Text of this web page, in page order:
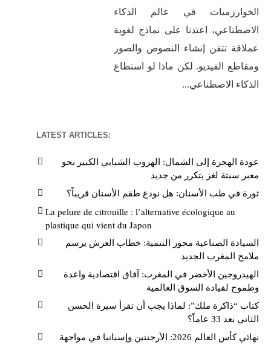
الخوارزميات في عالم الذكاء
الاصطناعي، اعتدنا على نماذج لغوية
عملاقة تتقن إنشاء النصوص والصور
ومقاطع الفيديو. لكن ماذا لو استطاع
الذكاء الاصطناعي...
LATEST ARTICLES:
عودة الهجرة إلى الشمال: الهروب الشبابي الكبير نحو
معبر سبتة لغز يتكرر من جديد
ثورة في طب الأسنان: هل نودع طقم الأسنان قريباً؟
La pelure de citrouille : l’alternative écologique au
plastique qui vient du Japon
السيادة الصناعية محور التنمية: خطاب العرش يرسم
ملامح المغرب الجديد
الهيدروجين الأخضر في المغرب: آفاق اقتصادية واعدة
وطموح لقيادة السوق العالمية
كتاب “ذاكرة ملك”: لماذا يجب أن تقرأ سيرة الحسن
الثاني بعد 33 عاماً؟
نهائي كأس العالم 2026: الأرجنتين وإسبانيا في مواجهة